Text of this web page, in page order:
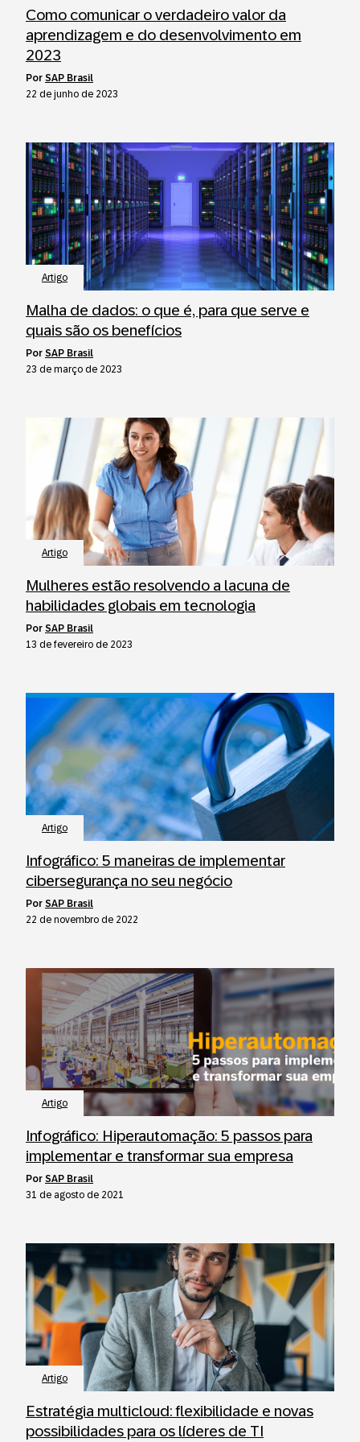
Como comunicar o verdadeiro valor da
aprendizagem e do desenvolvimento em
2023
por SAP Brasil
22 de junho de 2023
Artigo
Malha de dados: o que é, para que serve e
quais são os benefícios
por SAP Brasil
23 de março de 2023
Artigo
Mulheres estão resolvendo a lacuna de
habilidades globais em tecnologia
por SAP Brasil
13 de fevereiro de 2023
Artigo
Infográfico: 5 maneiras de implementar
cibersegurança no seu negócio
por SAP Brasil
22 de novembro de 2022
Artigo
Infográfico: Hiperautomação: 5 passos para
implementar e transformar sua empresa
por SAP Brasil
31 de agosto de 2021
Artigo
Estratégia multicloud: flexibilidade e novas
possibilidades para os líderes de TI